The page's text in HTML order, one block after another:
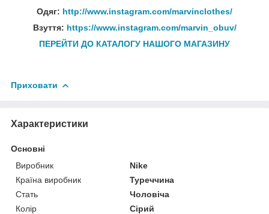
Одяг: http://www.instagram.com/marvinclothes/
Взуття: https://www.instagram.com/marvin_obuv/
ПЕРЕЙТИ ДО КАТАЛОГУ НАШОГО МАГАЗИНУ
Приховати
Характеристики
Основні
Виробник
Nike
Країна виробник
Туреччина
Стать
Чоловіча
Колір
Сірий